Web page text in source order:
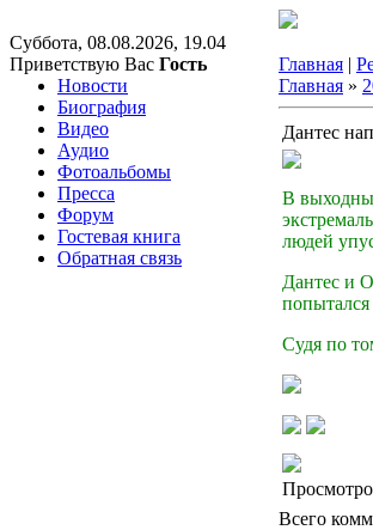
Суббота, 08.08.2026, 19.04
Приветствую Вас Гость Главная |
Новости
Биография
Видео
Аудио
Фотоальбомы
Пресса
Форум
Гостевая книга
Обратная связь
Главная »
Дантес
В
людей
Дантес и
попытался
Судя по
Всего